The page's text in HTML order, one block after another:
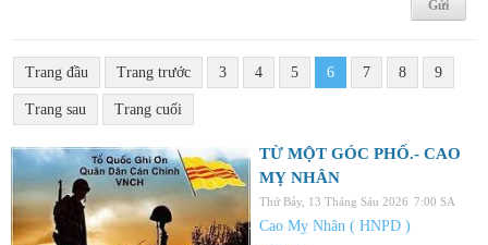
Trang đầu Trang trước 3 4 5 6 7 8 9
Trang sau Trang cuối
TỪ MỘT GÓC PHỐ.- CAO
MỴ NHÂN
Thứ Bảy, 13 Tháng Sáu 2026 7:00 SA
Cao Mỵ Nhân ( HNPD )